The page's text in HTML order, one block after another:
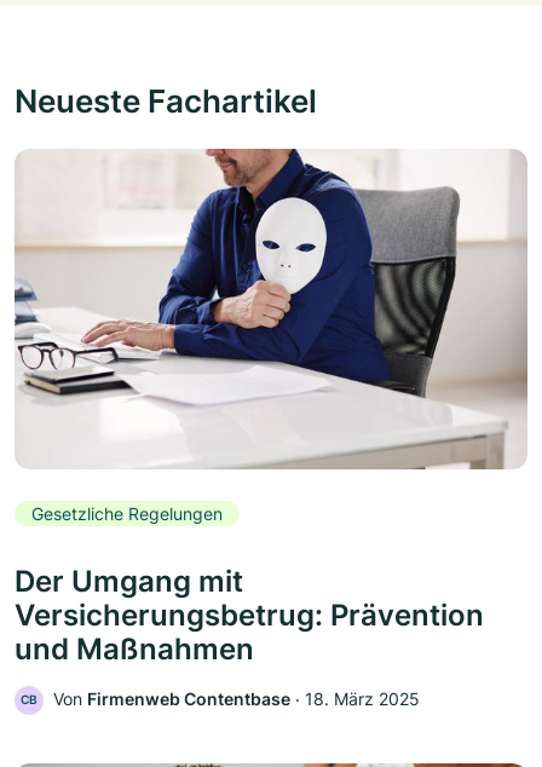
Neueste Fachartikel
Gesetzliche Regelungen
Der Umgang mit
Versicherungsbetrug: Prävention
und Maßnahmen
CB Von Firmenweb Contentbase ‧ 18. März 2025